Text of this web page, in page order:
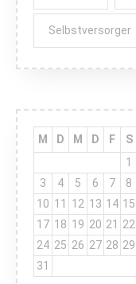
Selbstversorger
M D M D F S
1
3
4 5 6 7 8
10 11 12 13 14 15
17 18 19 20 21 22
24 25 26 27 28 29
31